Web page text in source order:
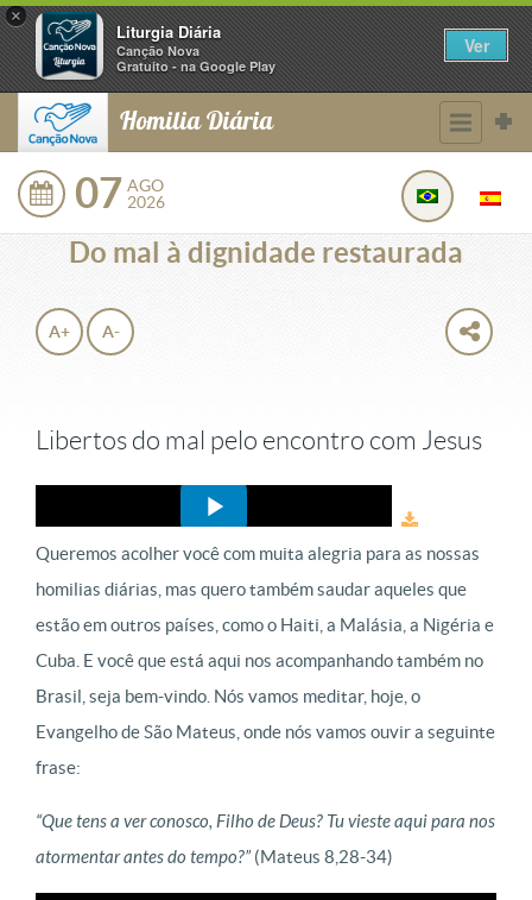
×
Liturgia Diária
Canção Nova
Gratuito - na Google Play
Ver
Homilia Diária
07 AGO
2026
Do mal à dignidade restaurada
A+ A-
Libertos do mal pelo encontro com Jesus
Queremos acolher você com muita alegria para as nossas
homilias diárias, mas quero também saudar aqueles que
estão em outros países, como o Haiti, a Malásia, a Nigéria e
Cuba. E você que está aqui nos acompanhando também no
Brasil, seja bem-vindo. Nós vamos meditar, hoje, o
Evangelho de São Mateus, onde nós vamos ouvir a seguinte
frase:
“Que tens a ver conosco, Filho de Deus? Tu vieste aqui para nos
atormentar antes do tempo?”(Mateus 8,28-34)